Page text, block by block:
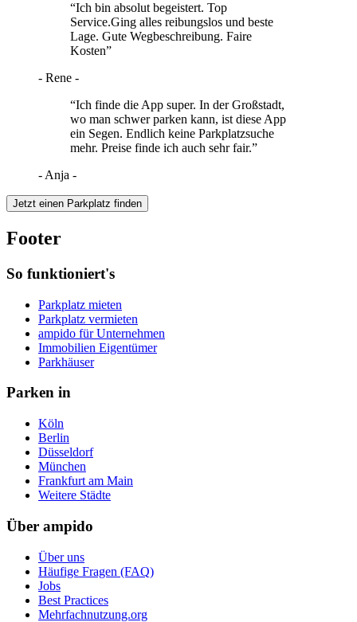
“Ich bin absolut begeistert. Top
Service.Ging alles reibungslos und beste
Lage. Gute Wegbeschreibung. Faire
Kosten”
- Rene -
“Ich finde die App super. In der Großstadt,
wo man schwer parken kann, ist diese App
ein Segen. Endlich keine Parkplatzsuche
mehr. Preise finde ich auch sehr fair.”
- Anja -
Jetzt einen Parkplatz finden
Footer
So funktioniert's
Parkplatz mieten
Parkplatz vermieten
ampido für Unternehmen
Immobilien Eigentümer
Parkhäuser
Parken in
Köln
Berlin
Düsseldorf
München
Frankfurt am Main
Weitere Städte
Über ampido
Über uns
Häufige Fragen (FAQ)
Jobs
Best Practices
Mehrfachnutzung.org